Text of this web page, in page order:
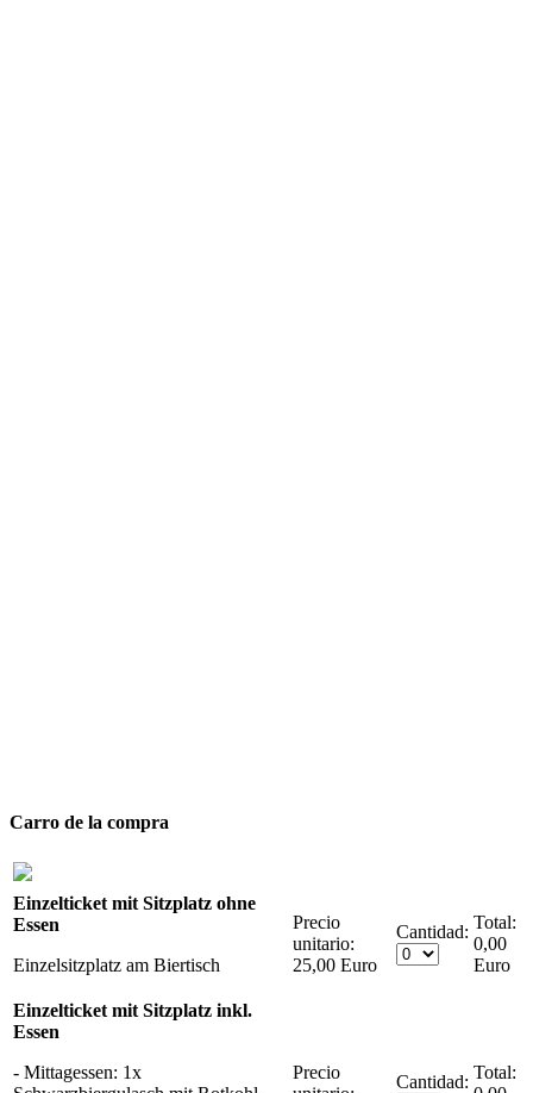
Carro de la compra
Einzelticket mit Sitzplatz ohne
Essen
Einzelsitzplatz am Biertisch
Precio
unitario:
25,00 Euro
Cantidad:
0,00
Euro
Einzelticket mit Sitzplatz inkl.
Essen
- Mittagessen: 1x
Precio
Cantidad: